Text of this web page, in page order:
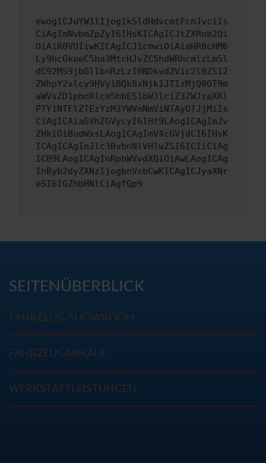
ewogICJuYW1lIjogIk5ldHdvcmtFcnJvciIs
CiAgImNvbmZpZyI6IHsKICAgICJtZXRob2Qi
OiAiR0VUIiwKICAgICJ1cmwiOiAiaHR0cHM6
Ly9hcGkueC5ha3MtcHJvZC5hdWRhcmlzLm5l
dC92MS9jbGllbnRzLzI0NDkvd2Vic2l0ZS12
ZWhpY2xlcy9HVy1BQk8xNjk1JTIzMjQ0OT9m
aWVsZD1pbnRlcm5hbE51bWJlciZ3ZWJzaXRl
PTY1NTFlZTEzYzM3YWVmNmViNTAyOTJjMiIs
CiAgICAiaGVhZGVycyI6IHt9LAogICAgImJv
ZHkiOiBudWxsLAogICAgImV4cGVjdCI6IHsK
ICAgICAgInJlc3BvbnNlVHlwZSI6ICIiCiAg
ICB9LAogICAgInRpbWVvdXQiOiAwLAogICAg
InByb2dyZXNzIjogbnVsbCwKICAgICJyaXNr
eSI6IGZhbHNlCiAgfQp9
SEITENÜBERBLICK
FAHRZEUG-SHOWROOM
FAHRZEUGANKAUF
WERKSTATTLEISTUNGEN